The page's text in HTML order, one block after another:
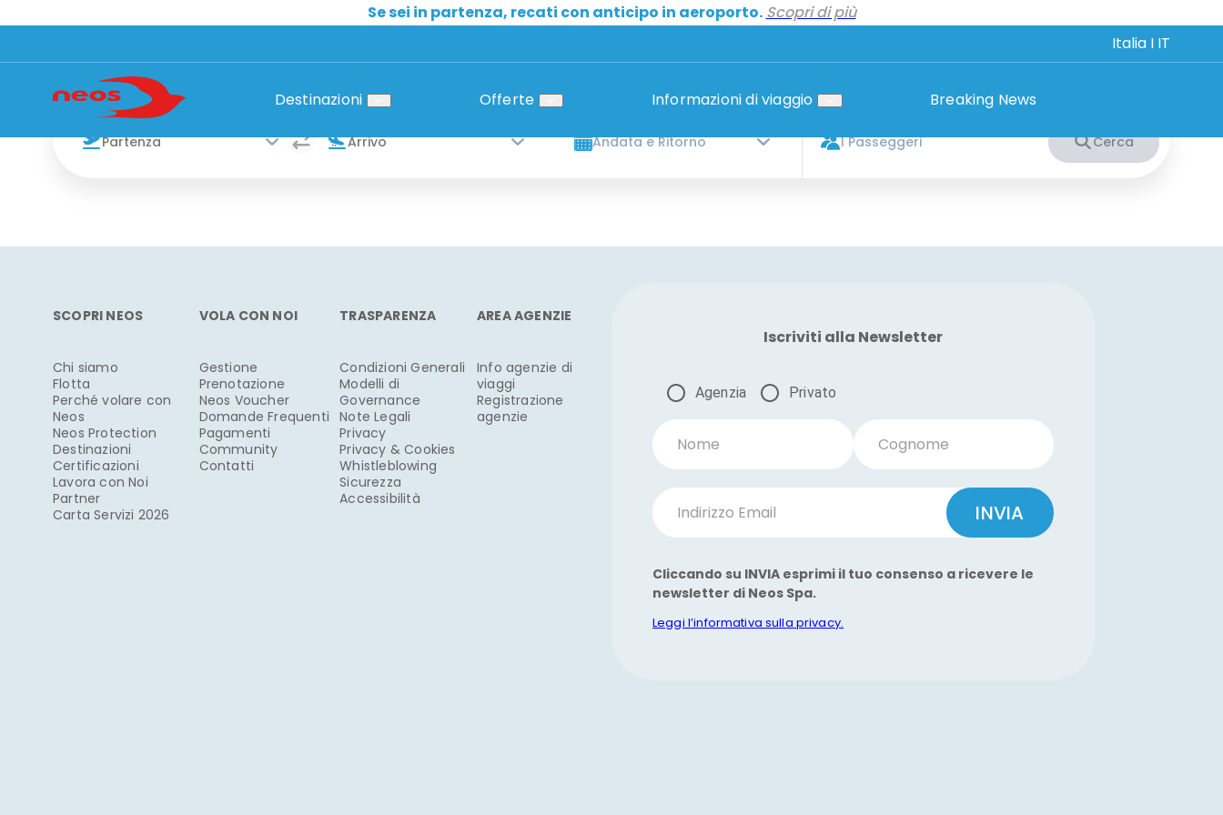
Se sei in partenza, recati con anticipo in aeroporto. Scopri di più
Italia I IT
Destinazioni Offerte Informazioni di viaggio Breaking News
Prenota
Andata e Ritorno 1 Passeggeri Cerca
SCOPRI NEOS
Chi siamo
Flotta
Perché volare con
Neos
Neos Protection
Destinazioni
Certificazioni
Lavora con Noi
Partner
Carta Servizi 2026
VOLA CON NOI
Gestione
Prenotazione
Neos Voucher
Domande Frequenti
Pagamenti
Community
Contatti
TRASPARENZA
Condizioni Generali
Modelli di
Governance
Note Legali
Privacy
Privacy & Cookies
Whistleblowing
Sicurezza
Accessibilità
AREA AGENZIE
Info agenzie di
viaggi
Registrazione
agenzie
Iscriviti alla Newsletter
Agenzia Privato
Nome Cognome
Indirizzo Email INVIA
Cliccando su INVIA esprimi il tuo consenso a ricevere le
newsletter di Neos Spa.
Leggi l’informativa sulla privacy.